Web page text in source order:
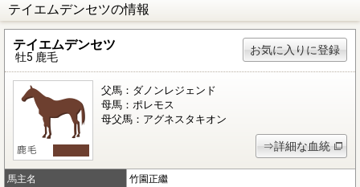
テイエムデンセツの情報
テイエムデンセツ
牡5 鹿毛
お気に入りに登録
父馬：ダノンレジェンド
母馬：ポレモス
母父馬：アグネスタキオン
⇒詳細な血統
馬主名
竹園正繼